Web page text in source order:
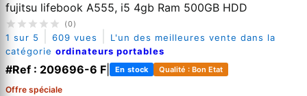
fujitsu lifebook A555, i5 4gb Ram 500GB HDD
(0)
1 sur 5 609 vues
L'un des meilleures vente dans la
catégorie ordinateurs portables
#Ref : 209696-6 F En stock Qualité : Bon Etat
Offre spéciale